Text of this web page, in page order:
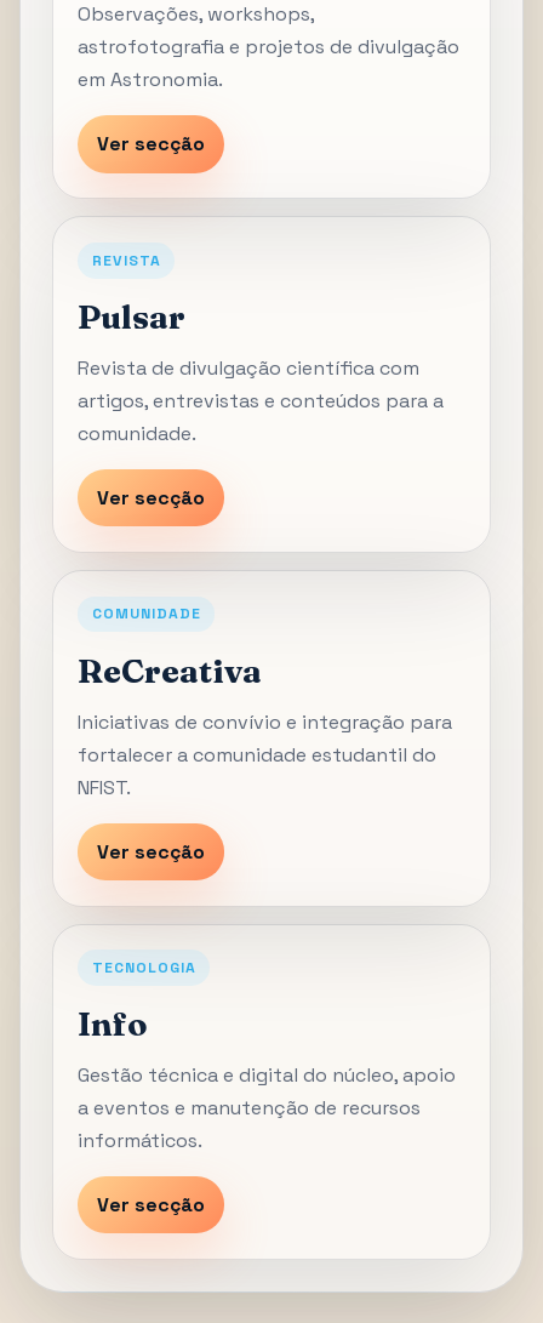
Observações, workshops,
astrofotografia e projetos de divulgação
em Astronomia.
Ver secção
REVISTA
Pulsar
Revista de divulgação científica com
artigos, entrevistas e conteúdos para a
comunidade.
Ver secção
COMUNIDADE
ReCreativa
Iniciativas de convívio e integração para
fortalecer a comunidade estudantil do
NFIST.
Ver secção
TECNOLOGIA
Info
Gestão técnica e digital do núcleo, apoio
a eventos e manutenção de recursos
informáticos.
Ver secção